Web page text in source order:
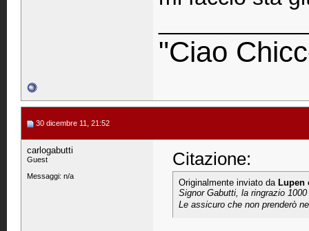
"Ciao
30 dicembre 11, 21:52
carlogabutti
Guest
Messaggi: n/a
Citazione:
Originalmente inviato da Lupen
Signor Gabutti, la ringrazio
Le assicuro che non prenderò